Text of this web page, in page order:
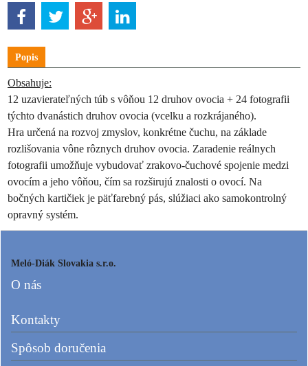
Popis
Obsahuje:
12 uzavierateľných túb s vôňou 12 druhov ovocia + 24 fotografii
týchto dvanástich druhov ovocia (vcelku a rozkrájaného).
Hra určená na rozvoj zmyslov, konkrétne čuchu, na základe
rozlišovania vône rôznych druhov ovocia. Zaradenie reálnych
fotografii umožňuje vybudovať zrakovo-čuchové spojenie medzi
ovocím a jeho vôňou, čím sa rozširujú znalosti o ovocí. Na
bočných kartičiek je päťfarebný pás, slúžiaci ako samokontrolný
opravný systém.
Meló-Diák Slovakia s.r.o.
O nás
Kontakty
Spôsob doručenia